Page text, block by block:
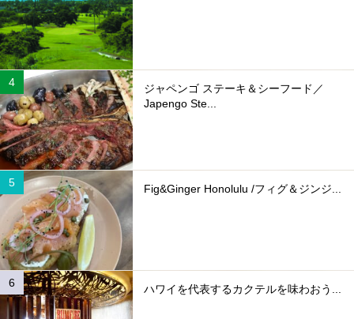
ジャペンゴ ステーキ＆シーフード／
Japengo Ste...
Fig&Ginger Honolulu /フィグ＆ジンジ...
ハワイを代表するカクテルを味わおう...